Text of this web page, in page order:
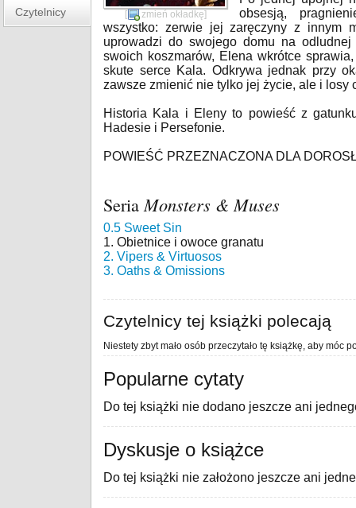
Czytelnicy [ zmień okładkę]
obsesją,
wszystko: zerwie jej zaręczyny z innym
uprowadzi do swojego domu na
swoich koszmarów, Elena wkrótce
skute serce Kala. Odkrywa jednak przy
zawsze zmienić nie tylko jej życie, ale i losy
Historia Kala i Eleny to powieść z
Hadesie i Persefonie.
POWIEŚĆ PRZEZNACZONA DLA
SeriaMonsters & Muses
0.5 Sweet Sin
1. Obietnice i owoce granatu
2. Vipers & Virtuosos
3. Oaths & Omissions
Czytelnicy tej książki polecają
Niestety zbyt mało osób przeczytało tę książkę, aby móc
Popularne cytaty
Do tej książki nie dodano jeszcze ani
Dyskusje o książce
Do tej książki nie założono jeszcze ani